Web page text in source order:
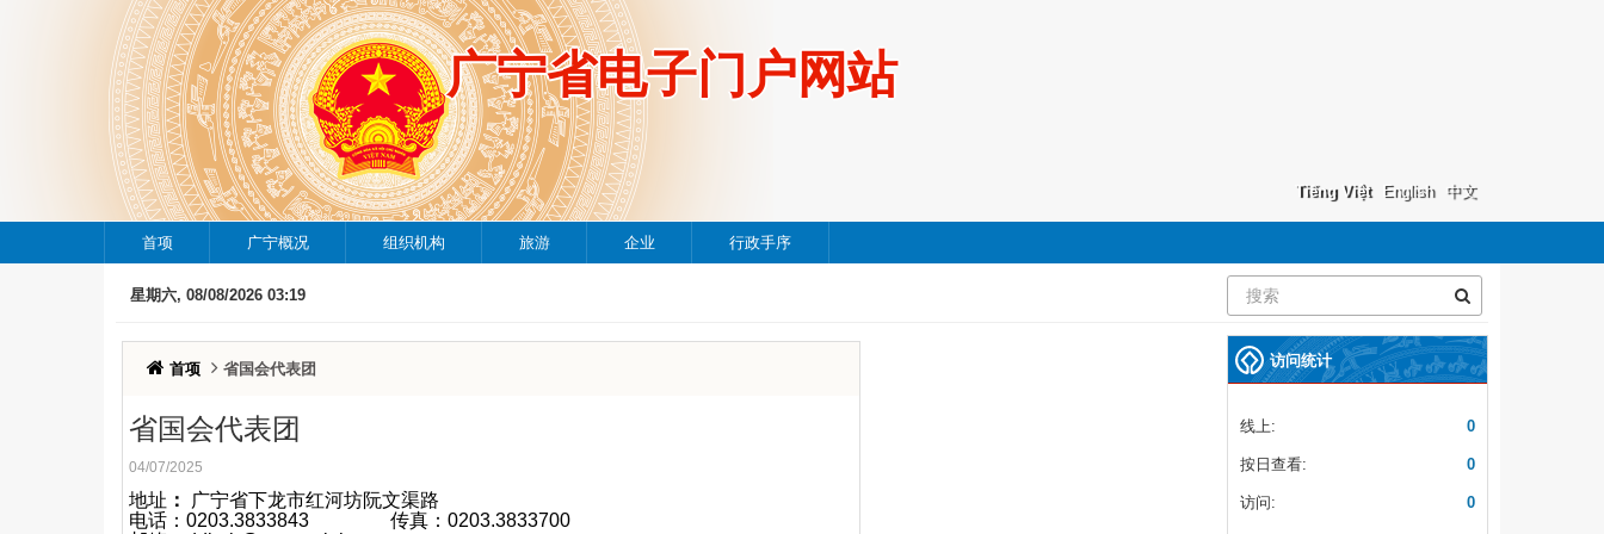
广宁省电子门户网站
Tiếng Việt English 中文
首项 广宁概况 组织机构 旅游 企业 行政手序
星期六, 08/08/2026 03:19
首项 省国会代表团
省国会代表团
04/07/2025
地址 ：
广宁省下龙市红河坊阮文渠路
电话：0203.3833843
传真：0203.3833700
访问统计
线上: 0
按日查看: 0
访问: 0